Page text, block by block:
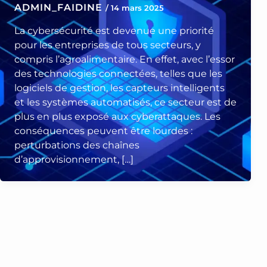
ADMIN_FAIDINE /14 mars 2025
La cybersécurité est devenue une priorité
pour les entreprises de tous secteurs, y
compris l’agroalimentaire. En effet, avec l’essor
des technologies connectées, telles que les
logiciels de gestion, les capteurs intelligents
et les systèmes automatisés, ce secteur est de
plus en plus exposé aux cyberattaques. Les
conséquences peuvent être lourdes :
perturbations des chaînes
d’approvisionnement, […]